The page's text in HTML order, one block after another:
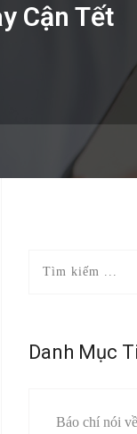
Cận Tết
Danh Mục
Báo chí nói